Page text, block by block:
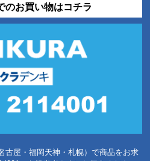
のお買い物はコチラ
古屋・福岡天神・札幌）で商品をお求